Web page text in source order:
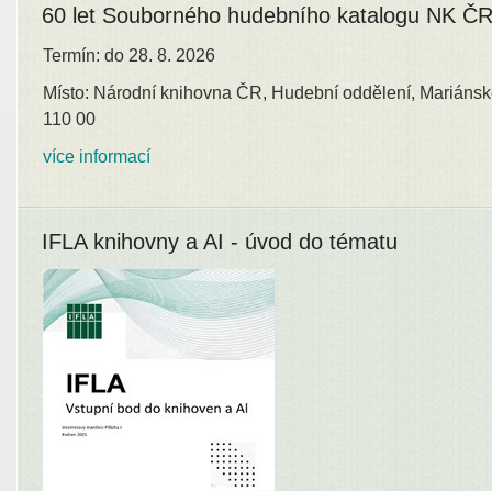
60 let Souborného hudebního katalogu NK ČR
Termín: do 28. 8. 2026
Místo: Národní knihovna ČR, Hudební oddělení,
110 00
více informací
IFLA knihovny a AI - úvod do tématu